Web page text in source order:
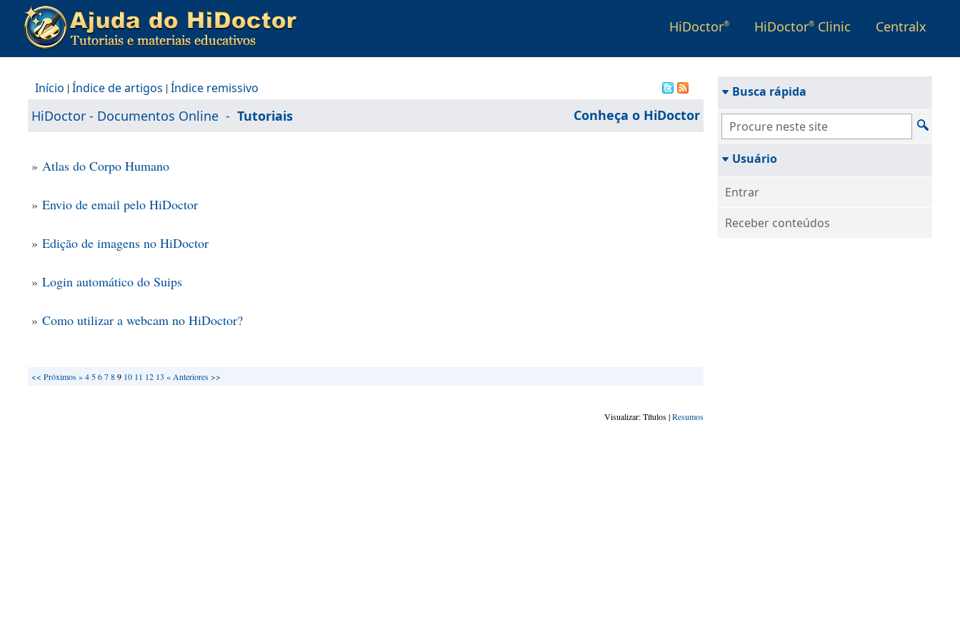
HiDoctor® HiDoctor® Clinic Centralx
Início |Índice de artigos |Índice remissivo
Conheça o HiDoctor
HiDoctor - Documentos Online - Tutoriais
» Atlas do Corpo Humano
» Envio de email pelo HiDoctor
» Edição de imagens no HiDoctor
» Login automático do Suips
» Como utilizar a webcam no HiDoctor?
<< Próximos »4 56789 10 11 12 13 « Anteriores>>
Visualizar: Títulos |Resumos
Busca rápida
Usuário
Entrar
Receber conteúdos